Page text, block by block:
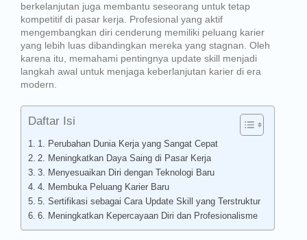
berkelanjutan juga membantu seseorang untuk tetap
kompetitif di pasar kerja. Profesional yang aktif
mengembangkan diri cenderung memiliki peluang karier
yang lebih luas dibandingkan mereka yang stagnan. Oleh
karena itu, memahami pentingnya update skill menjadi
langkah awal untuk menjaga keberlanjutan karier di era
modern.
Daftar Isi
1. Perubahan Dunia Kerja yang Sangat Cepat
2. Meningkatkan Daya Saing di Pasar Kerja
3. Menyesuaikan Diri dengan Teknologi Baru
4. Membuka Peluang Karier Baru
5. Sertifikasi sebagai Cara Update Skill yang Terstruktur
6. Meningkatkan Kepercayaan Diri dan Profesionalisme